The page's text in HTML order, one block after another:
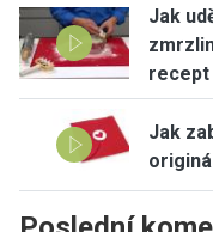
Jak
recept
Jak